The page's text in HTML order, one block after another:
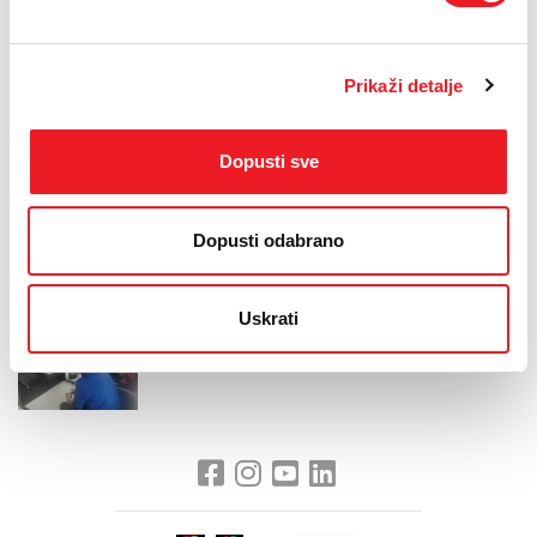
Prikaži detalje
Dopusti sve
Dopusti odabrano
Uskrati
Sektora za marketing i veleprodaju HT Eroneta.
„U skladu s motom pod kojim nastupamo na sajmu – Rastemo s
populaciji, ponajprije u smjeru vrhunske usluge pristupa internetu.
Čestitamo pobjednicima i nadam se da ćemo u budućnosti imati